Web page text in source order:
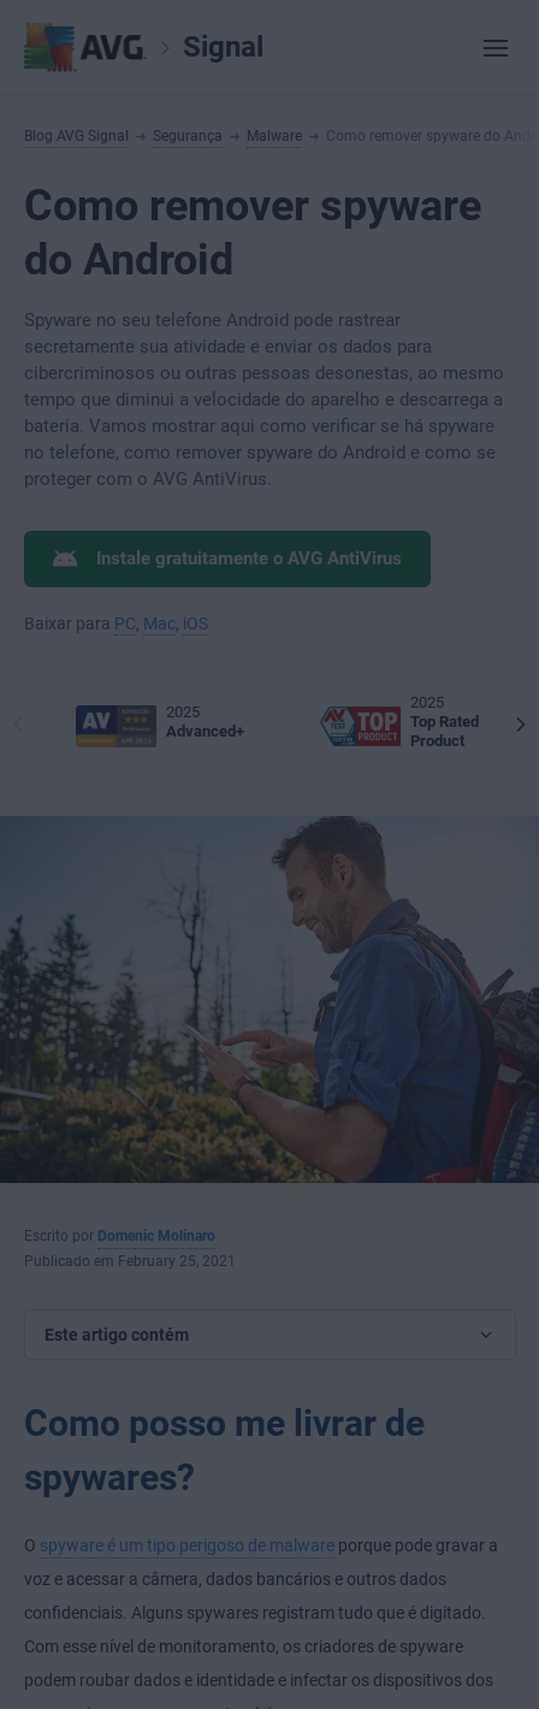
Signal
Blog AVG Signal Segurança Malware Como remover spyware do
Como remover spyware
do Android
Spyware no seu telefone Android pode rastrear
secretamente sua atividade e enviar os dados para
cibercriminosos ou outras pessoas desonestas, ao mesmo
tempo que diminui a velocidade do aparelho e descarrega a
bateria. Vamos mostrar aqui como verificar se há spyware
no telefone, como remover spyware do Android e como se
proteger com o AVG AntiVirus.
Instale gratuitamente o AVG AntiVirus
Baixar para PC Mac iOS
2025
Advanced+
2025
Top Rated
Product
Escrito por Domenic Molinaro
Publicado em February 25, 2021
Este artigo contém
Como posso me livrar de
spywares?
O spyware é um tipo perigoso de malware porque pode gravar a
voz e acessar a câmera, dados bancários e outros dados
confidenciais. Alguns spywares registram tudo que é digitado.
Com esse nível de monitoramento, os criadores de spyware
podem roubar dados e identidade e infectar os dispositivos dos